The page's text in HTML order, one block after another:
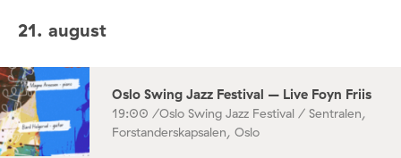
21. august
Oslo Swing Jazz Festival – Live Foyn Friis
19:00 /Oslo Swing Jazz Festival / Sentralen,
Forstanderskapsalen, Oslo